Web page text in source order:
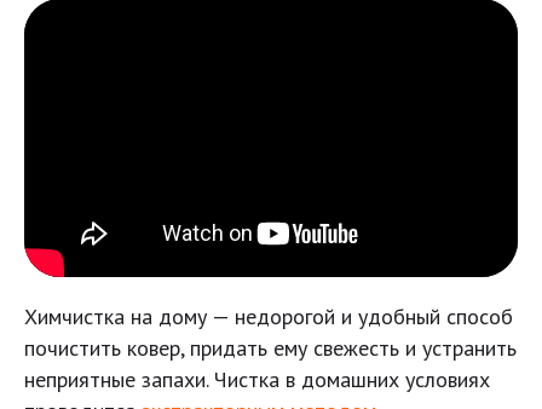
Химчистка на дому — недорогой и удобный способ
почистить ковер, придать ему свежесть и устранить
неприятные запахи. Чистка в домашних условиях